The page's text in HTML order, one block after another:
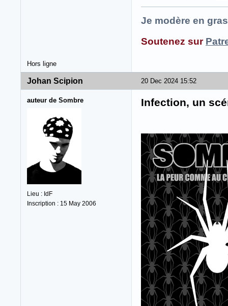
Je modère en
Soutenez sur
Hors ligne
20 Dec 2024 15:52
Johan Scipion
auteur de Sombre
Lieu : IdF
Inscription : 15 May 2006
Infection, un